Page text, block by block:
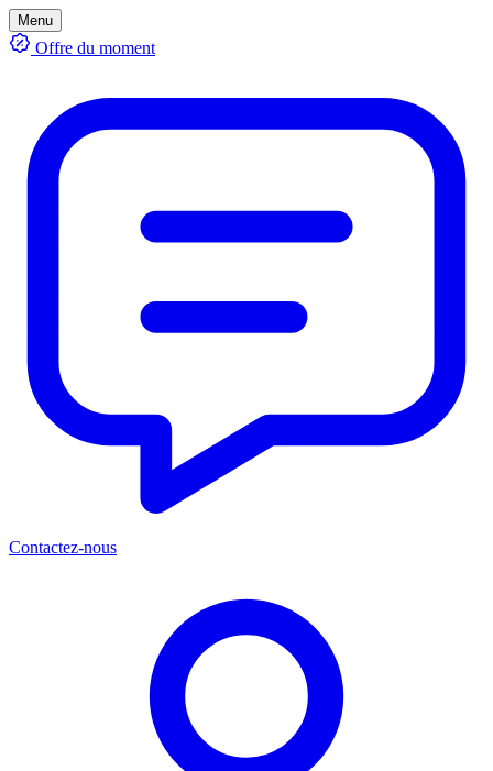
Menu
Offre du moment
Contactez-nous